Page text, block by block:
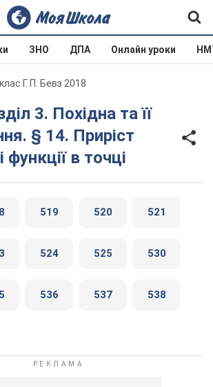
ЗНО ДПА Онлайн уроки
Г. П. Бевз 2018
§ 14. Приріст
функції в точці
519 520 521
524 525 530
536 537 538